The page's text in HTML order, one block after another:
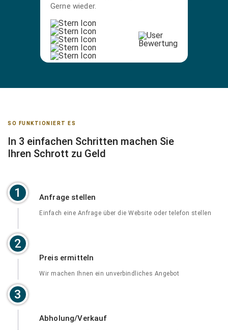
Gerne wieder.
SO FUNKTIONIERT ES
In 3 einfachen Schritten machen Sie
Ihren Schrott zu Geld
1
2
3
Anfrage stellen
Einfach eine Anfrage über die Website oder telefon stellen
Preis ermitteln
Wir machen Ihnen ein unverbindliches Angebot
Abholung/Verkauf